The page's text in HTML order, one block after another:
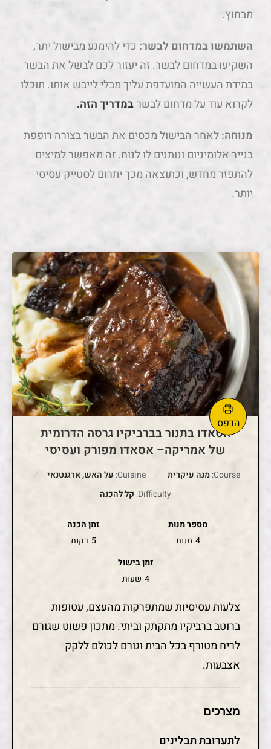
מבחוץ.
השתמשו במדחום לבשר: כדי להימנע מבישול יתר,
השקיעו במדחום לבשר. זה יעזור לכם לבשל את הבשר
במידת העשייה המועדפת עליך מבלי לייבש אותו. תוכלו
לקרוא עוד על מדחום לבשרבמדריך הזה.
מנוחה:לאחר הבישול מכסים את הבשר בצורה רופפת
בנייר אלומיניום ונותנים לו לנוח. זה מאפשר למיצים
להתפזר מחדש, וכתוצאה מכך יתרום לסטייק עסיסי
יותר.
אסאדו בתנור בברביקיו גרסה הדרומית
של אמריקה– אסאדו מפורק ועסיסי
Course: מנה עיקרית Cuisine: על האש, ארגנטנאי
Difficulty: קל להכנה
מספר מנות
4 מנות
זמן הכנה
5 דקות
זמן בישול
4 שעות
צלעות עסיסיות שמתפרקות מהעצם, עטופות
ברוטב ברביקיו מתקתק וביתי. מתכון פשוט שגורם
לריח מטורף בכל הבית וגורם לכולם ללקק
אצבעות.
מצרכים
לתערובת תבלינים